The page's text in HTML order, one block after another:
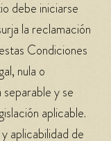
debe iniciarse
la reclamación
Condiciones
nula o
y se
aplicable.
aplicabilidad de